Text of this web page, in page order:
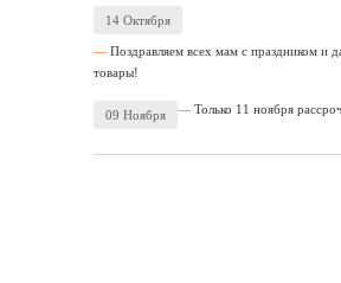
14 Октября
Поздравляем всех мам с праздником и
товары!
09 Ноября Только 11 ноября